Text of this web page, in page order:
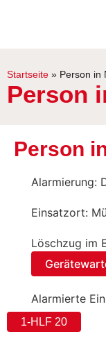
Startseite » Person in
Person
Person
Alarmierung:
Einsatzort:
Löschzug im
Alarmierte
1-HLF 20